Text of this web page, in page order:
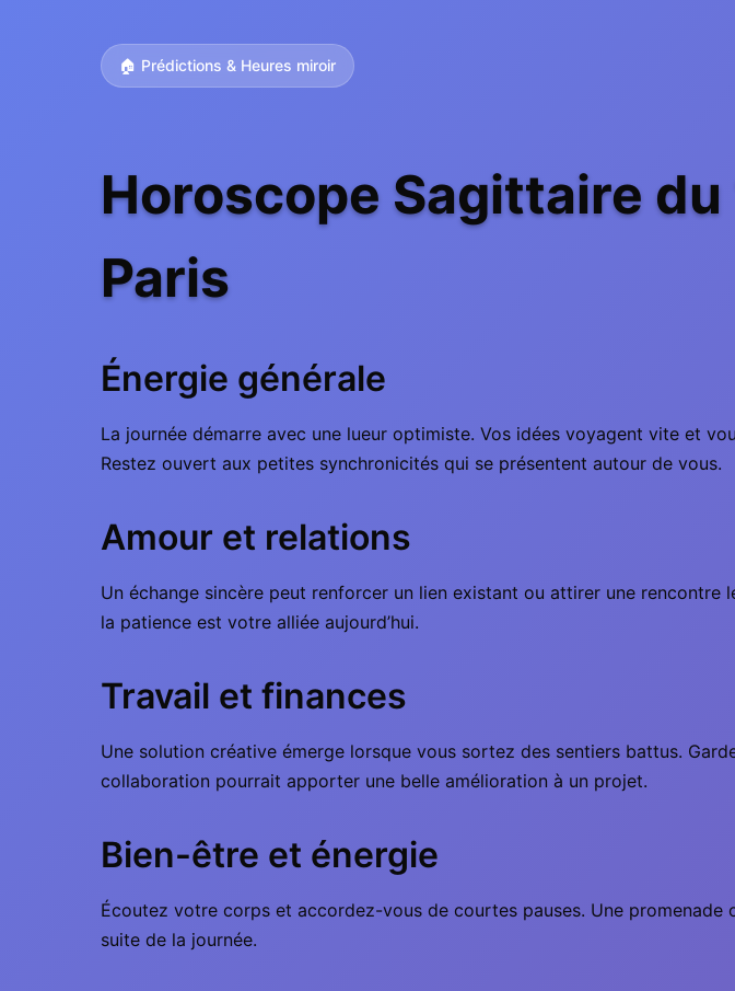
🏠 Prédictions & Heures miroir
Horoscope Sagittaire
Paris
Énergie générale
La journée démarre avec une lueur optimiste. Vos idées voyagent vite et
Restez ouvert aux petites synchronicités qui se présentent autour de vous.
Amour et relations
Un échange sincère peut renforcer un lien existant ou attirer une
la patience est votre alliée aujourd’hui.
Travail et finances
Une solution créative émerge lorsque vous sortez des sentiers battus.
collaboration pourrait apporter une belle amélioration à un projet.
Bien-être et énergie
Écoutez votre corps et accordez-vous de courtes pauses. Une
suite de la journée.